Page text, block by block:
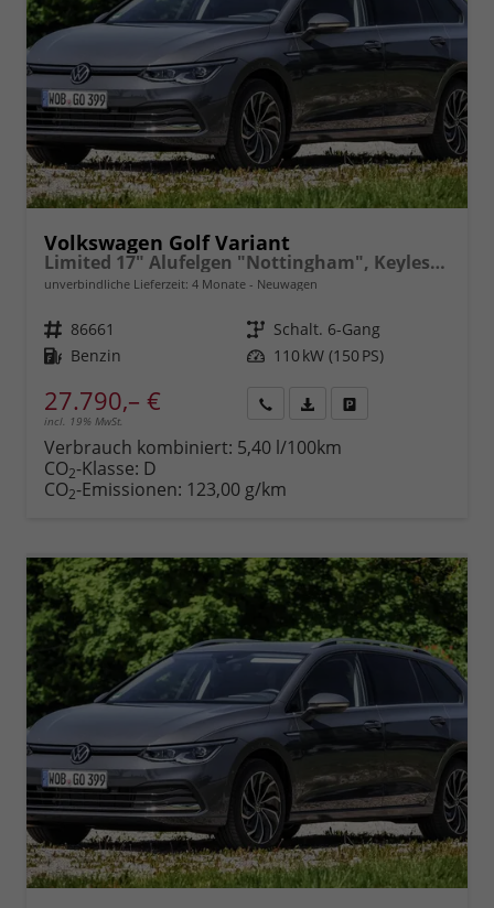
Volkswagen Golf Variant
Limited 17" Alufelgen "Nottingham", Keyless-Paket mit elektrischem Kofferraumöffner + Alarm, Adaptiver Tempomat ACC, Sicht-Paket, Digital Cockpit Pro, LED-Scheinwerfer, Radio Composition 10,3" Wireless App-Connect, Parksensoren vorn und hinten, Climatronic, M-
unverbindliche Lieferzeit: 4 Monate Neuwagen
Fahrzeugnr. 86661 Getriebe Schalt. 6-Gang
Kraftstoff Benzin Leistung 110 kW (150 PS)
27.790,– €
incl. 19% MwSt.
anfordern
Datei,
Verbrauch kombiniert: 5,40 l/100km
CO2-Klasse: D
CO2-Emissionen: 123,00 g/km